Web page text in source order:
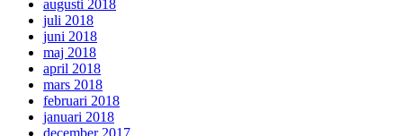
augusti 2018
juli 2018
juni 2018
maj 2018
april 2018
mars 2018
februari 2018
januari 2018